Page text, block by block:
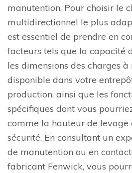
manutention. Pour choisir le
multidirectionnel le plus
est essentiel de prendre en
facteurs tels que la capacité
les dimensions des charges à
disponible dans votre
production, ainsi que les
spécifiques dont vous
comme la hauteur de levage
sécurité. En consultant un
de manutention ou en
fabricant Fenwick, vous